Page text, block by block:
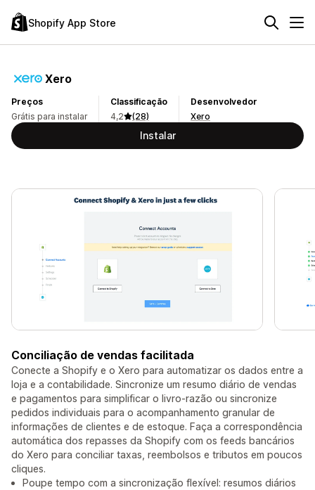
Shopify App Store
Xero
Preços
Grátis para instalar
Classificação
4,2
(28)
Desenvolvedor
Xero
Instalar
Conciliação de vendas facilitada
Conecte a Shopify e o Xero para automatizar os dados entre a
loja e a contabilidade. Sincronize um resumo diário de vendas
e pagamentos para simplificar o livro-razão ou sincronize
pedidos individuais para o acompanhamento granular de
informações de clientes e de estoque. Faça a correspondência
automática dos repasses da Shopify com os feeds bancários
do Xero para conciliar taxas, reembolsos e tributos em poucos
cliques.
Poupe tempo com a sincronização flexível: resumos diários